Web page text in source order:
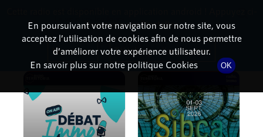
PODCASTS
En poursuivant votre navigation sur notre site, vous
acceptez l’utilisation de cookies afin de nous permettre
d’améliorer votre expérience utilisateur.
En savoir plus sur notre politique Cookies
OK
dessous pour l'installer.
Non merci Télécharger l'application